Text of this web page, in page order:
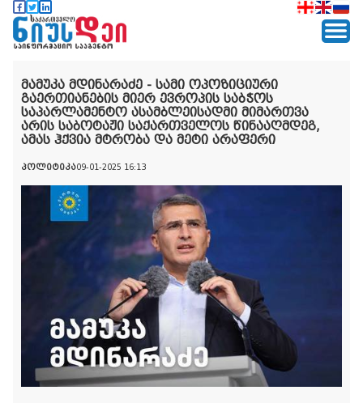
მამუკა მდინარაძე - სამი ოპოზიციური
გაერთიანების მიერ ევროპის საბჭოს
საპარლამენტო ასამბლეისადმი მიმართვა
არის საბოტაჟი საქართველოს წინააღმდეგ,
ამას ჰქვია მტრობა და მეტი არაფერი
პოლიტიკა09-01-2025 16:13